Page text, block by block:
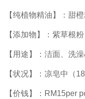
【纯植物精油】：甜
【添加物】：紫草根粉
【用途】：洁面、洗
【状况】：凉皂中（
【价钱】：RM15per